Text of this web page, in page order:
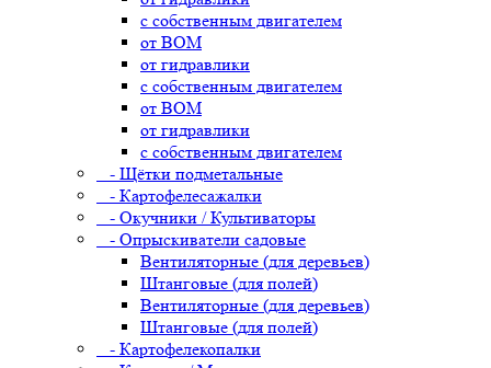
с собственным двигателем
от ВОМ
от гидравлики
с собственным двигателем
от ВОМ
от гидравлики
с собственным двигателем
- Щётки подметальные
- Картофелесажалки
- Окучники / Культиваторы
- Опрыскиватели садовые
Вентиляторные (для деревьев)
Штанговые (для полей)
Вентиляторные (для деревьев)
Штанговые (для полей)
- Картофелекопалки